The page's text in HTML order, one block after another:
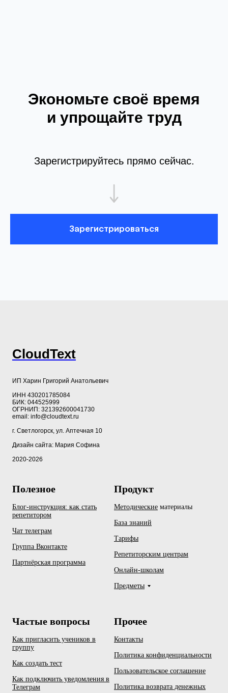
Экономьте своё время
и упрощайте труд
Зарегистрируйтесь прямо сейчас.
Зарегистрироваться
CloudText
ИП Харин Григорий Анатольевич
ИНН 430201785084
БИК: 044525999
ОГРНИП: 321392600041730
email: info@cloudtext.ru
г. Светлогорск, ул. Аптечная 10
Дизайн сайта: Мария Софина
2020-2026
Полезное
Блог-инструкция: как стать
репетитором
Чат телеграм
Группа Вконтакте
Партнёрская программа
Продукт
Методические материалы
База знаний
Тарифы
Репетиторским центрам
Онлайн-школам
Предметы
Частые вопросы
Как пригласить учеников в
группу
Как создать тест
Как подключить уведомления в
Телеграм
Прочее
Контакты
Политика конфиденциальности
Пользовательское соглашение
Политика возврата денежных